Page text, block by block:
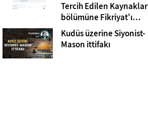
Tercih Edilen Kaynaklar
bölümüne Fikriyat'ı
eklemeyi unutmayın!
Kudüs üzerine Siyonist-
Mason ittifakı